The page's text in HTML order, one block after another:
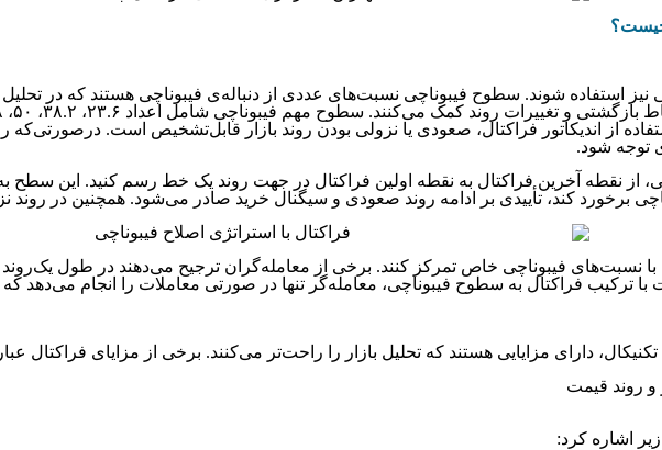
نیز استفاده شوند. سطوح فیبوناچی نسبت‌های عددی از دنباله‌ی فیبوناچی هستند که در
از اندیکاتور فراکتال، صعودی یا نزولی بودن روند بازار قابل‌تشخیص است.
توجه شود.
از نقطه آخرین فراکتال به نقطه اولین فراکتال در جهت روند یک خط رسم کنید. این
برخورد کند، تأییدی بر ادامه روند صعودی و سیگنال خرید صادر می‌شود. همچنین در
فراکتال به سطوح فیبوناچی، معامله‌گر تنها در صورتی معاملات را انجام می‌دهد که یک برگشت فراکتال در
تکنیکال، دارای مزایایی هستند که تحلیل بازار را راحت‌تر می‌کنند. برخی از مزایای فراکتال
و روند قیمت
اشاره کرد: